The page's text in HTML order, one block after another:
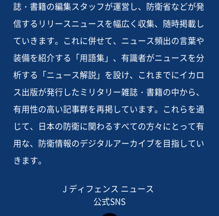
誌・書籍の編集スタッフが運営し、防衛省などが発
信するリリースニュースを幅広く収集、随時掲載し
ていきます。これに併せて、ニュース頻出の言葉や
装備を紹介する「用語集」、有識者がニュースを分
析する「ニュース解説」を設け、これまでにイカロ
ス出版が発行したミリタリー雑誌・書籍の中から、
有用性の高い記事群を再掲しています。これらを通
じて、日本の防衛に関わるすべての方々にとって有
用な、防衛情報のデジタルアーカイブを目指してい
きます。
J ディフェンス ニュース
公式SNS